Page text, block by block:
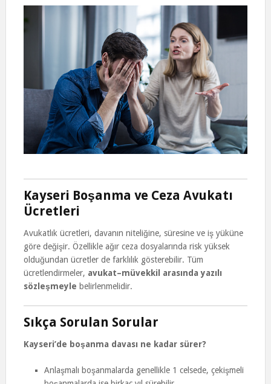
Kayseri Boşanma ve Ceza Avukatı
Ücretleri
Avukatlık ücretleri, davanın niteliğine, süresine ve iş yüküne
göre değişir. Özellikle ağır ceza dosyalarında risk yüksek
olduğundan ücretler de farklılık gösterebilir. Tüm
ücretlendirmeler, avukat–müvekkil arasında yazılı
sözleşmeyle belirlenmelidir.
Sıkça Sorulan Sorular
Kayseri’de boşanma davası ne kadar sürer?
Anlaşmalı boşanmalarda genellikle 1 celsede, çekişmeli